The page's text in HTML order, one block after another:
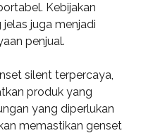
Kebijakan
juga menjadi
penjual.
silent terpercaya,
produk yang
yang diperlukan
memastikan genset